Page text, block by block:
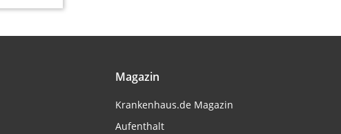
Magazin
Krankenhaus.de Magazin
Aufenthalt